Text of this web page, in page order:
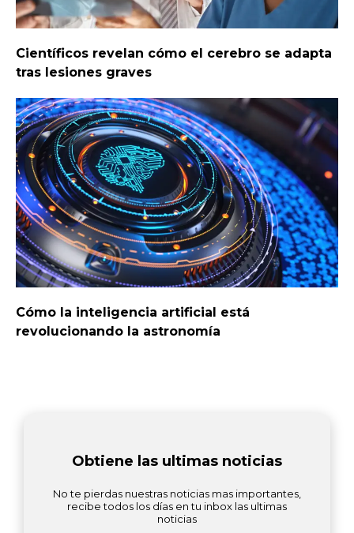
Científicos revelan cómo el cerebro se adapta
tras lesiones graves
Cómo la inteligencia artificial está
revolucionando la astronomía
Obtiene las ultimas noticias
No te pierdas nuestras noticias mas importantes,
recibe todos los días en tu inbox las ultimas
noticias